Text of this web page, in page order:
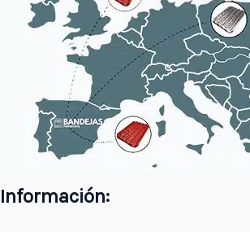
Información: